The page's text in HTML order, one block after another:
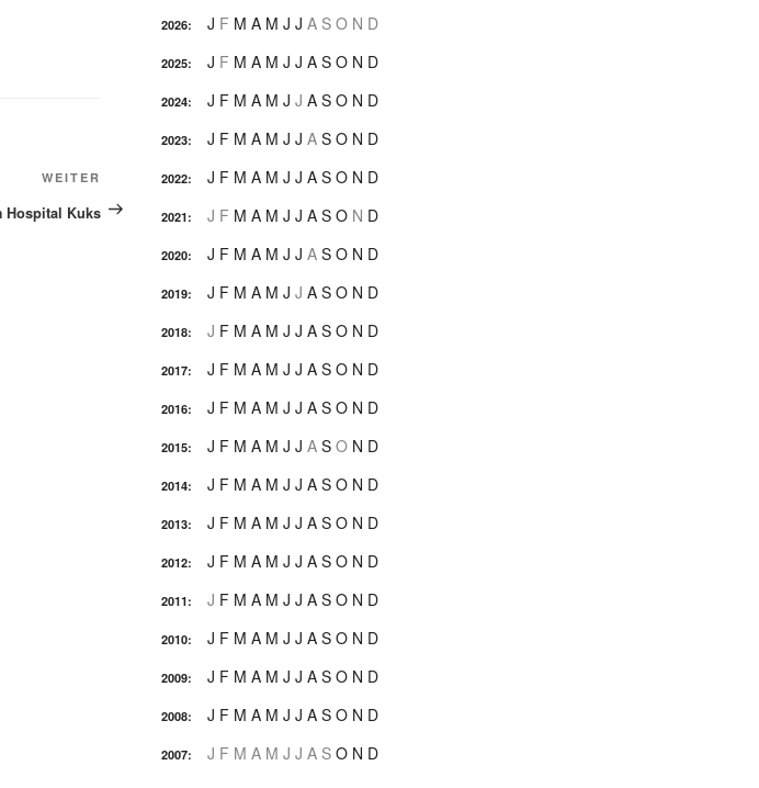
Nächster
Beitrag
WEITER
Hospital Kuks
2026: J F M A M J J A S O N D
2025: J F M A M J J A S O N D
2024: J F M A M J J A S O N D
2023: J F M A M J J A S O N D
2022: J F M A M J J A S O N D
2021: J F M A M J J A S O N D
2020: J F M A M J J A S O N D
2019: J F M A M J J A S O N D
2018: J F M A M J J A S O N D
2017: J F M A M J J A S O N D
2016: J F M A M J J A S O N D
2015: J F M A M J J A S O N D
2014: J F M A M J J A S O N D
2013: J F M A M J J A S O N D
2012: J F M A M J J A S O N D
2011: J F M A M J J A S O N D
2010: J F M A M J J A S O N D
2009: J F M A M J J A S O N D
2008: J F M A M J J A S O N D
2007: J F M A M J J A S O N D